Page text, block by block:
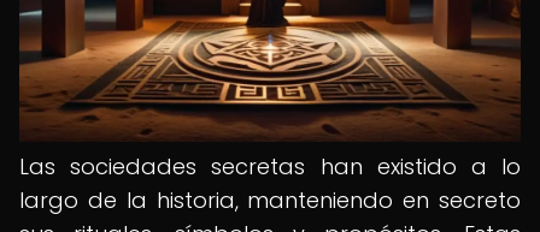
Las sociedades secretas han existido a lo
largo de la historia, manteniendo en secreto